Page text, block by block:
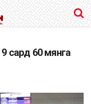
сард 60 мянга